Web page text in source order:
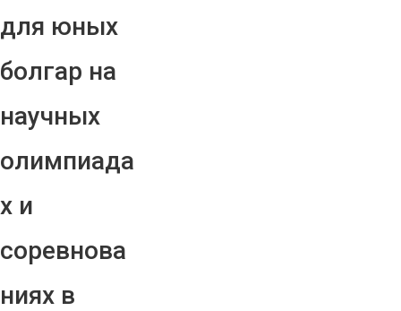
для юных
болгар на
научных
олимпиада
х и
соревнова
ниях в